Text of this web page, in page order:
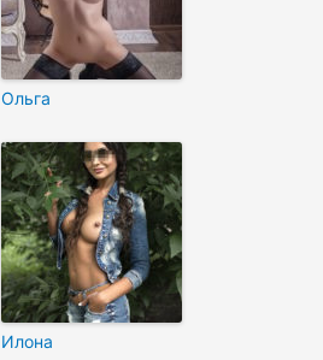
Ольга
Илона